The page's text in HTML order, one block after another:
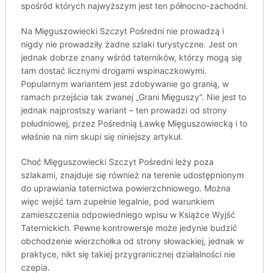
spośród których najwyższym jest ten północno-zachodni.
Na Mięguszowiecki Szczyt Pośredni nie prowadzą i
nigdy nie prowadziły żadne szlaki turystyczne. Jest on
jednak dobrze znany wśród taterników, którzy mogą się
tam dostać licznymi drogami wspinaczkowymi.
Popularnym wariantem jest zdobywanie go granią, w
ramach przejścia tak zwanej „Grani Mięguszy”. Nie jest to
jednak najprostszy wariant – ten prowadzi od strony
południowej, przez Pośrednią Ławkę Mięguszowiecką i to
właśnie na nim skupi się niniejszy artykuł.
Choć Mięguszowiecki Szczyt Pośredni leży poza
szlakami, znajduje się również na terenie udostępnionym
do uprawiania taternictwa powierzchniowego. Można
więc wejść tam zupełnie legalnie, pod warunkiem
zamieszczenia odpowiedniego wpisu w Książce Wyjść
Taternickich. Pewne kontrowersje może jedynie budzić
obchodzenie wierzchołka od strony słowackiej, jednak w
praktyce, nikt się takiej przygranicznej działalności nie
czepia.